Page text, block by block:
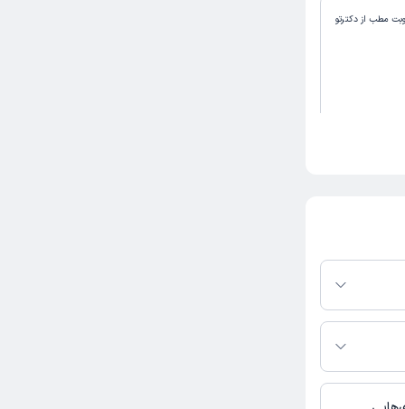
مطب از دکترتو
و تا
نوبت مطب از دکترتو
پلتفرم دکترتو
صورت فعال بودن
پزشکی و